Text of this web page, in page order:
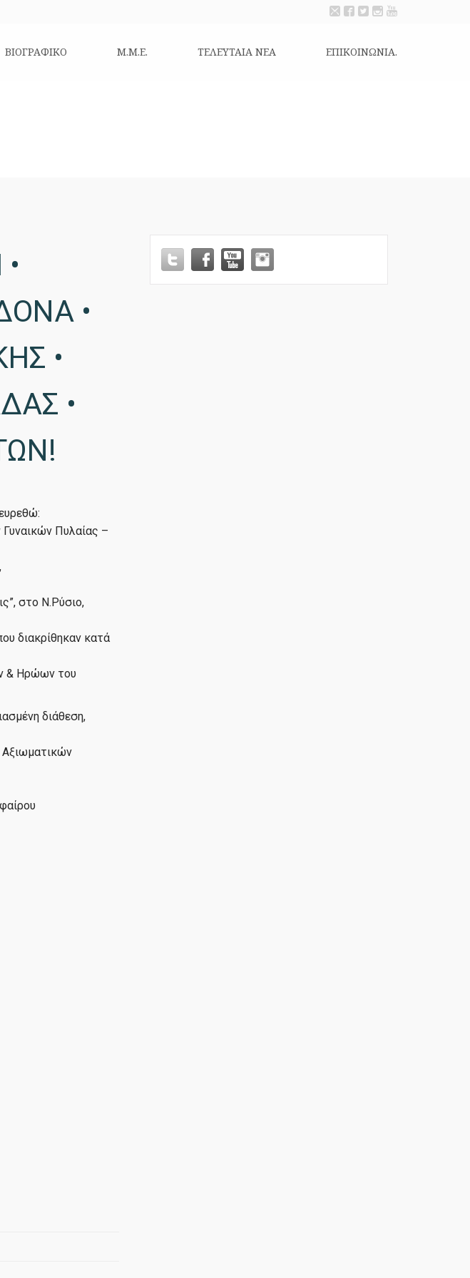
ΒΙΟΓΡΑΦΙΚΌ Μ.Μ.Ε. ΤΕΛΕΥΤΑΙΑ ΝΕΑ ΕΠΙΚΟΙΝΩΝΊΑ.
•
•
•
Πυλαίας –
στο Ν.Ρύσιο,
διακρίθηκαν κατά
& Ηρώων του
διάθεση,
Αξιωματικών